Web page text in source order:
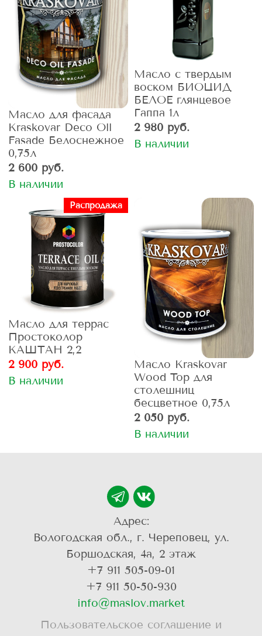
Масло для фасада
Kraskovar Deco Oll
Fasade Белоснежное
0,75л
2 600 руб.
В наличии
Масло с твердым
воском БИОЦИД
БЕЛОЕ глянцевое
Гаппа 1л
2 980 руб.
В наличии
Масло для террас
Простоколор
КАШТАН 2,2
2 900 руб.
В наличии
Распродажа
Масло Kraskovar
Wood Top для
столешниц
бесцветное 0,75л
2 050 руб.
В наличии
Адрес:
Вологодская обл., г. Череповец, ул.
Боршодская, 4а, 2 этаж
+7 911 505-09-01
+7 911 50-50-930
info@maslov.market
Пользовательское соглашение и